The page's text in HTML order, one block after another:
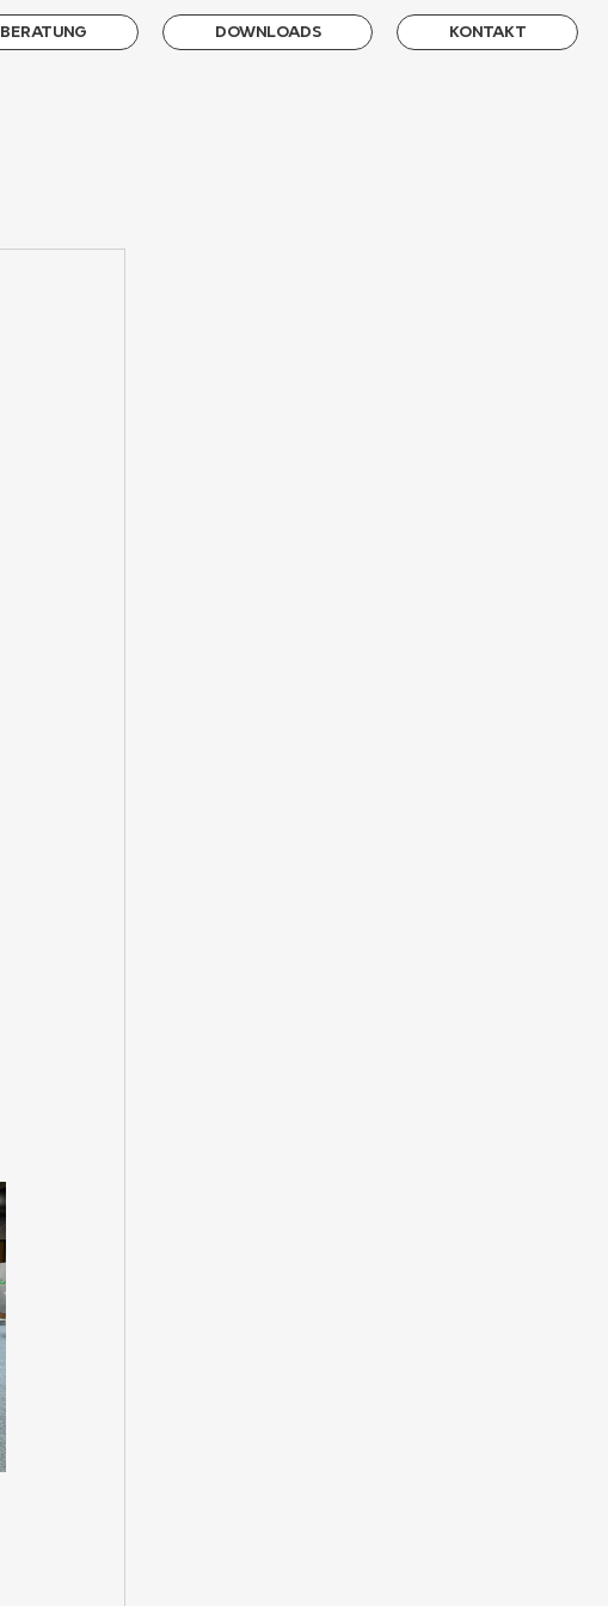
BERATUNG DOWNLOADS KONTAKT